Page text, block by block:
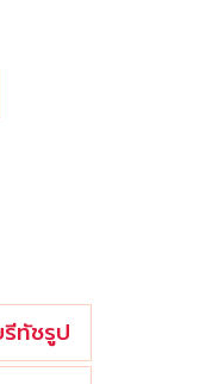
ทัชรูป